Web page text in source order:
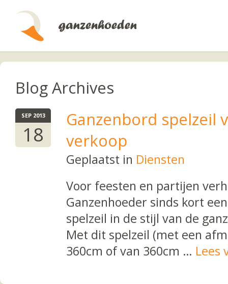
Blog Archives
Ganzenbord spelzeil
verkoop
SEP 2013
18
Geplaatst in Diensten
Voor feesten en partijen
Ganzenhoeder sinds kort
spelzeil in de stijl van de
Met dit spelzeil (met een
360cm of van 360cm … Lees